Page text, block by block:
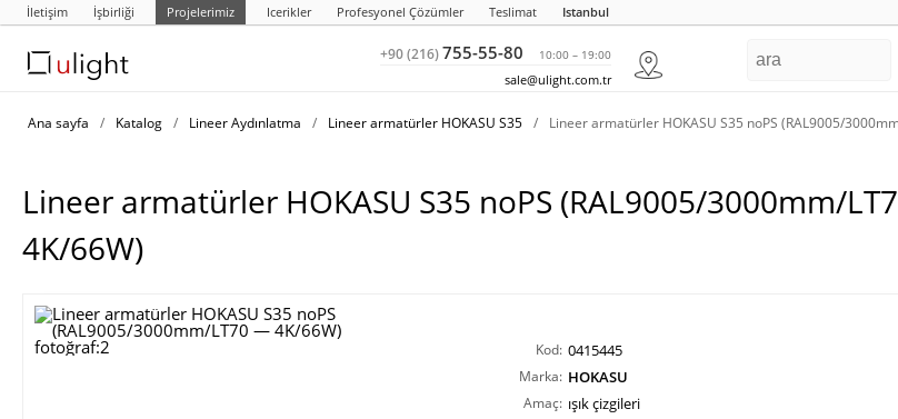
İletişim İşbirliği Projelerimiz Icerikler Profesyonel Çözümler Teslimat Istanbul
+90 (216)755-55-80 10:00 – 19:00
sale@ulight.com.tr
Ana sayfa / Katalog / Lineer Aydınlatma / Lineer armatürler HOKASU S35 / Lineer armatürler HOKASU S35 noPS (RAL9005/
Lineer armatürler HOKASU S35 noPS (RAL9005/3000mm/
4K/66W)
Kod: 0415445
Marka: HOKASU
Amaç: ışık çizgileri